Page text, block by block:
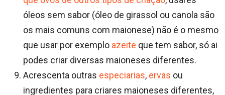
óleos sem sabor (óleo de girassol ou canola são
os mais comuns com maionese) não é o mesmo
que usar por exemplo azeite que tem sabor, só ai
podes criar diversas maioneses diferentes.
Acrescenta outras especiarias, ervas ou
ingredientes para criares maioneses diferentes,